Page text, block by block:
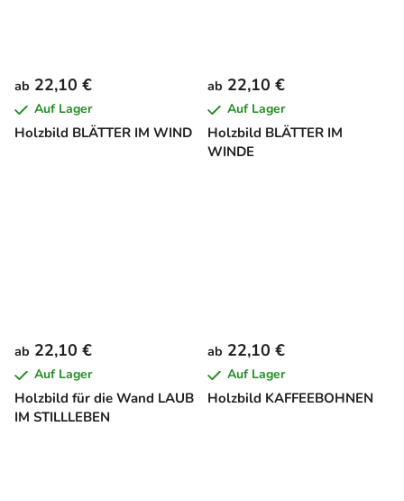
Holzbild BLÄTTER IM WIND
ab 22,10 €
Auf Lager
Holzbild BLÄTTER IM
WINDE
ab 22,10 €
Auf Lager
Holzbild für die Wand LAUB
IM STILLLEBEN
ab 22,10 €
Auf Lager
Holzbild KAFFEEBOHNEN
ab 22,10 €
Auf Lager